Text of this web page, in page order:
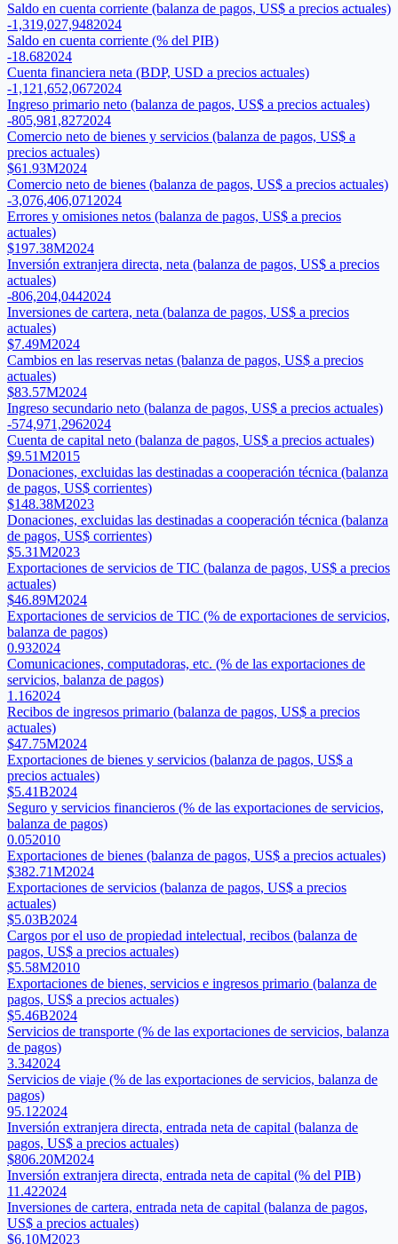
Saldo en cuenta corriente (balanza de pagos, US$ a precios actuales)
-1,319,027,9482024
Saldo en cuenta corriente (% del PIB)
-18.682024
Cuenta financiera neta (BDP, USD a precios actuales)
-1,121,652,0672024
Ingreso primario neto (balanza de pagos, US$ a precios actuales)
-805,981,8272024
Comercio neto de bienes y servicios (balanza de pagos, US$ a
precios actuales)
$61.93M2024
Comercio neto de bienes (balanza de pagos, US$ a precios actuales)
-3,076,406,071 2024
Errores y omisiones netos (balanza de pagos, US$ a precios
actuales)
$197.38M2024
Inversión extranjera directa, neta (balanza de pagos, US$ a precios
actuales)
-806,204,0442024
Inversiones de cartera, neta (balanza de pagos, US$ a precios
actuales)
$7.49M2024
Cambios en las reservas netas (balanza de pagos, US$ a precios
actuales)
$83.57M2024
Ingreso secundario neto (balanza de pagos, US$ a precios actuales)
-574,971,2962024
Cuenta de capital neto (balanza de pagos, US$ a precios actuales)
$9.51M2015
Donaciones, excluidas las destinadas a cooperación técnica (balanza
de pagos, US$ corrientes)
$148.38M2023
Donaciones, excluidas las destinadas a cooperación técnica (balanza
de pagos, US$ corrientes)
$5.31M2023
Exportaciones de servicios de TIC (balanza de pagos, US$ a precios
actuales)
$46.89M2024
Exportaciones de servicios de TIC (% de exportaciones de servicios,
balanza de pagos)
0.932024
Comunicaciones, computadoras, etc. (% de las exportaciones de
servicios, balanza de pagos)
1.162024
Recibos de ingresos primario (balanza de pagos, US$ a precios
actuales)
$47.75M2024
Exportaciones de bienes y servicios (balanza de pagos, US$ a
precios actuales)
$5.41B2024
Seguro y servicios financieros (% de las exportaciones de servicios,
balanza de pagos)
0.052010
Exportaciones de bienes (balanza de pagos, US$ a precios actuales)
$382.71M2024
Exportaciones de servicios (balanza de pagos, US$ a precios
actuales)
$5.03B2024
Cargos por el uso de propiedad intelectual, recibos (balanza de
pagos, US$ a precios actuales)
$5.58M2010
Exportaciones de bienes, servicios e ingresos primario (balanza de
pagos, US$ a precios actuales)
$5.46B2024
Servicios de transporte (% de las exportaciones de servicios, balanza
de pagos)
3.342024
Servicios de viaje (% de las exportaciones de servicios, balanza de
pagos)
95.122024
Inversión extranjera directa, entrada neta de capital (balanza de
pagos, US$ a precios actuales)
$806.20M2024
Inversión extranjera directa, entrada neta de capital (% del PIB)
11.422024
Inversiones de cartera, entrada neta de capital (balanza de pagos,
US$ a precios actuales)
$6.10M2023